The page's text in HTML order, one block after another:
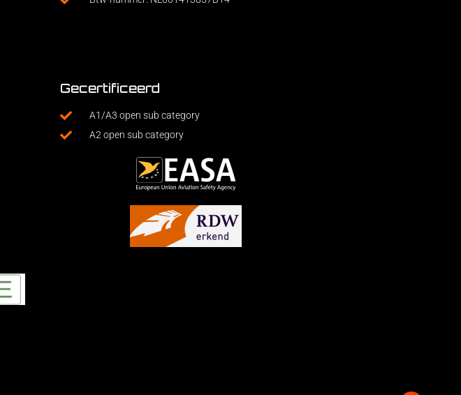
Gecertificeerd
A1/A3 open sub category
A2 open sub category